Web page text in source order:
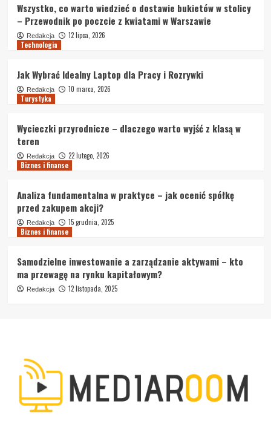
Wszystko, co warto wiedzieć o dostawie bukietów w stolicy
– Przewodnik po poczcie z kwiatami w Warszawie
Redakcja
12 lipca, 2026
Technologia
Jak Wybrać Idealny Laptop dla Pracy i Rozrywki
Redakcja
10 marca, 2026
Turystyka
Wycieczki przyrodnicze – dlaczego warto wyjść z klasą w
teren
Redakcja
22 lutego, 2026
Biznes i finanse
Analiza fundamentalna w praktyce – jak ocenić spółkę
przed zakupem akcji?
Redakcja
15 grudnia, 2025
Biznes i finanse
Samodzielne inwestowanie a zarządzanie aktywami – kto
ma przewagę na rynku kapitałowym?
Redakcja 12 listopada, 2025